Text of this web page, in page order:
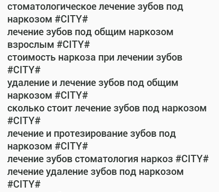
стоматологическое лечение зубов под
наркозом #CITY#
лечение зубов под общим наркозом
взрослым #CITY#
стоимость наркоза при лечении зубов
#CITY#
удаление и лечение зубов под общим
наркозом #CITY#
сколько стоит лечение зубов под наркозом
#CITY#
лечение и протезирование зубов под
наркозом #CITY#
лечение зубов стоматология наркоз #CITY#
лечение удаление зубов под наркозом
#CITY#